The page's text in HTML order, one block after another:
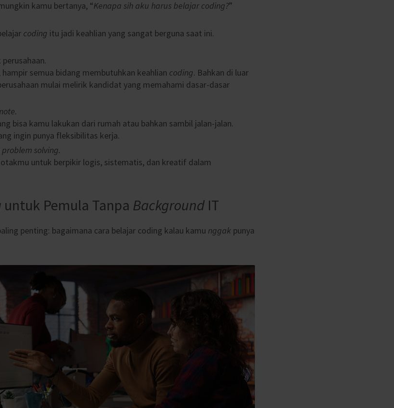
kamu bertanya, “Kenapa sih aku harus belajar coding?”
coding itu jadi keahlian yang sangat berguna saat ini.
semua bidang membutuhkan keahlian coding. Bahkan di luar
mulai melirik kandidat yang memahami dasar-dasar
bisa kamu lakukan dari rumah atau bahkan sambil jalan-jalan.
ingin punya fleksibilitas kerja.
problem solving.
untuk berpikir logis, sistematis, dan kreatif dalam
untuk Pemula Tanpa Background IT
penting: bagaimana cara belajar coding kalau kamu nggak punya